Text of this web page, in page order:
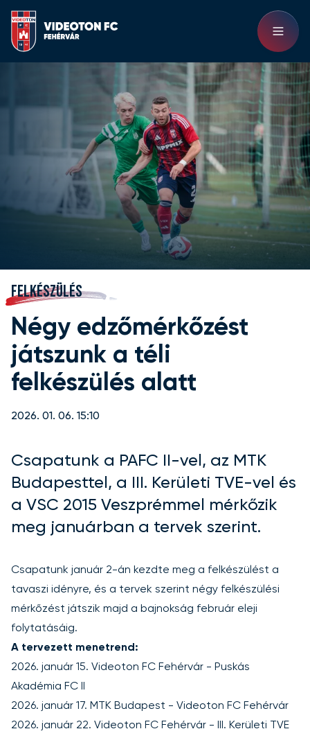
FELKÉSZÜLÉS
Négy edzőmérkőzést
játszunk a téli
felkészülés alatt
2026. 01. 06. 15:10
Csapatunk a PAFC II-vel, az MTK
Budapesttel, a III. Kerületi TVE-vel és
a VSC 2015 Veszprémmel mérkőzik
meg januárban a tervek szerint.
Csapatunk január 2-án kezdte meg a felkészülést a
tavaszi idényre, és a tervek szerint négy felkészülési
mérkőzést játszik majd a bajnokság február eleji
folytatásáig.
A tervezett menetrend:
2026. január 15. Videoton FC Fehérvár - Puskás
Akadémia FC II
2026. január 17. MTK Budapest - Videoton FC Fehérvár
2026. január 22. Videoton FC Fehérvár - III. Kerületi TVE